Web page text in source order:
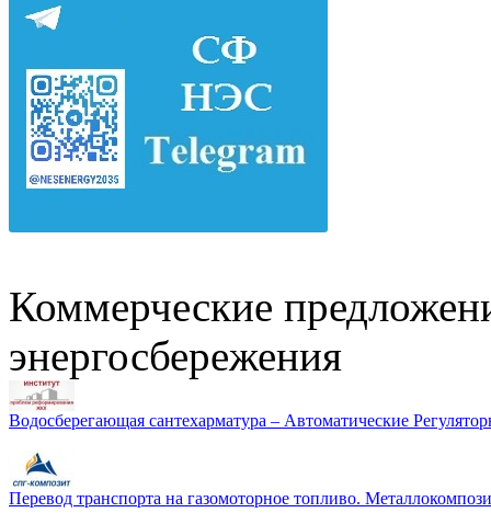
Коммерческие
энергосбережения
Водосберегающая сантехарматура – Автоматические
Перевод транспорта на газомоторное топливо.